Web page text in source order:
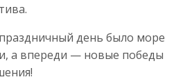
день было море
а впереди — новые победы